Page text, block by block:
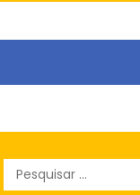
Pesquisar
por: